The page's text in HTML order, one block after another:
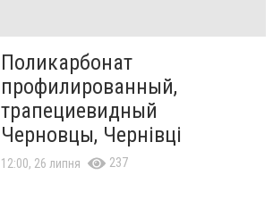
Поликарбонат
профилированный,
трапециевидный
Черновцы, Чернівці
12:00, 26 липня 237